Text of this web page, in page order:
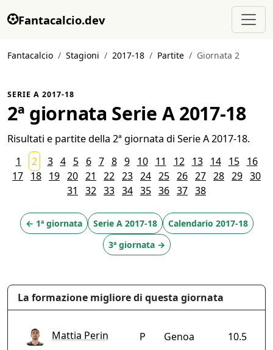
Fantacalcio.dev
Fantacalcio Stagioni 2017-18 Partite Giornata 2
SERIE A 2017-18
2ª giornata Serie A 2017-18
Risultati e partite della 2ª giornata di Serie A 2017-18.
1
2 3 4 5 6 7 8 9 10 11 12 13 14 15
16
17 18 19 20 21 22 23 24 25 26 27 28 29 30
31
32 33 34 35 36 37 38
← 1ª giornata Serie A 2017-18
Calendario 2017-18
3ª giornata →
La formazione migliore di questa giornata
Mattia Perin P Genoa 10.5